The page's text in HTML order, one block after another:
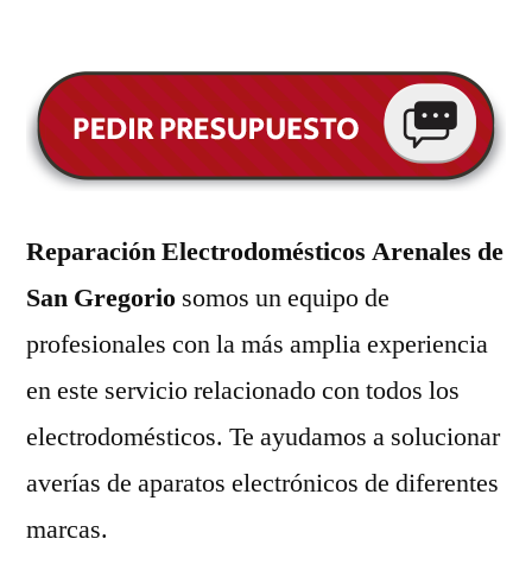
Reparación Electrodomésticos Arenales de
San Gregorio somos un equipo de
profesionales con la más amplia experiencia
en este servicio relacionado con todos los
electrodomésticos. Te ayudamos a solucionar
averías de aparatos electrónicos de diferentes
marcas.